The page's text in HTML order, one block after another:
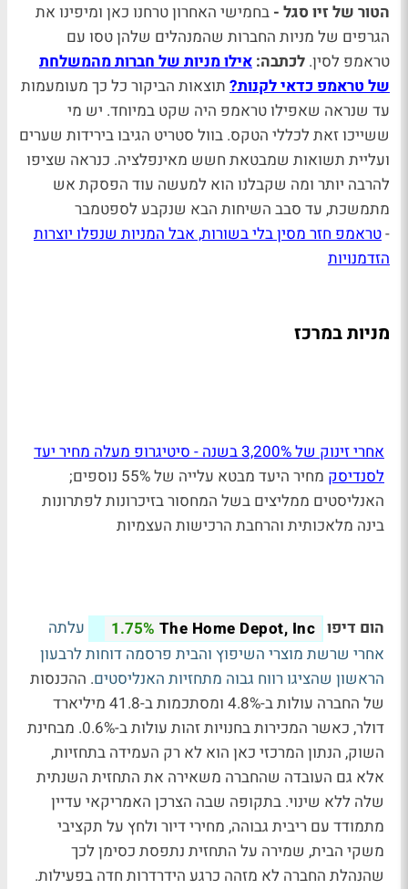
הטור של זיו סגל - בחמישי האחרון טרחנו כאן ומיפינו את
הגרפים של מניות החברות שהמנהלים שלהן טסו עם
טראמפ לסין. לכתבה: אילו מניות של חברות מהמשלחת
של טראמפ כדאי לקנות? תוצאות הביקור כל כך מעומעמות
עד שנראה שאפילו טראמפ היה שקט במיוחד. יש מי
ששייכו זאת לכללי הטקס. בוול סטריט הגיבו בירידות שערים
ועליית תשואות שמבטאת חשש מאינפלציה. כנראה שציפו
להרבה יותר ומה שקבלנו הוא למעשה עוד הפסקת אש
מתמשכת, עד סבב השיחות הבא שנקבע לספטמבר
-טראמפ חזר מסין בלי בשורות, אבל המניות שנפלו יוצרות
הזדמנויות
מניות במרכז
אחרי זינוק של 3,200% בשנה - סיטיגרופ מעלה מחיר יעד
לסנדיסק
מחיר היעד מבטא עלייה של 55% נוספים;
האנליסטים ממליצים בשל המחסור בזיכרונות לפתרונות
בינה מלאכותית והרחבת הרכישות העצמיות
הום דיפו The Home Depot, Inc
1.75%
עלתה
אחרי שרשת מוצרי השיפוץ והבית פרסמה דוחות לרבעון
הראשון שהציגו רווח גבוה מתחזיות האנליסטים. ההכנסות
של החברה עולות ב-4.8% ומסתכמות ב-41.8 מיליארד
דולר, כאשר המכירות בחנויות זהות עולות ב-0.6%. מבחינת
השוק, הנתון המרכזי כאן הוא לא רק העמידה בתחזיות,
אלא גם העובדה שהחברה משאירה את התחזית השנתית
שלה ללא שינוי. בתקופה שבה הצרכן האמריקאי עדיין
מתמודד עם ריבית גבוהה, מחירי דיור ולחץ על תקציבי
משקי הבית, שמירה על התחזית נתפסת כסימן לכך
שהנהלת החברה לא מזהה כרגע הידרדרות חדה בפעילות.